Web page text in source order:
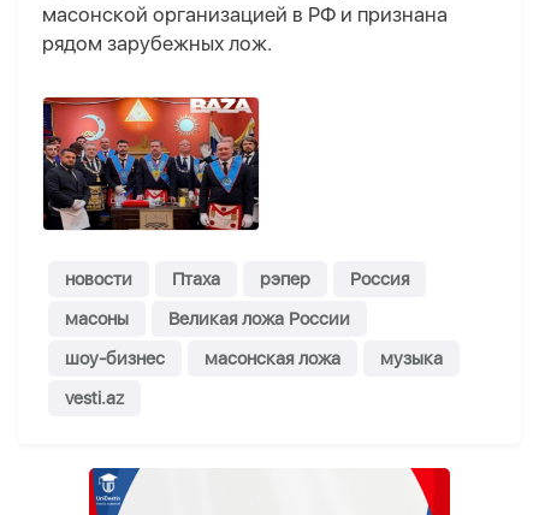
масонской организацией в РФ и признана
рядом зарубежных лож.
новости Птаха рэпер
Россия
масоны
Великая ложа России
шоу-бизнес
масонская ложа
музыка
vesti.az